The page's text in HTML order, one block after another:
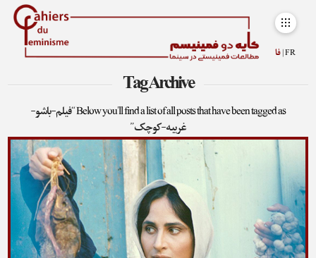
FR | فا
Tag Archive
Below you'll find a list of all posts that have been tagged as“فیلم-باشو-
غریبه-کوچک”